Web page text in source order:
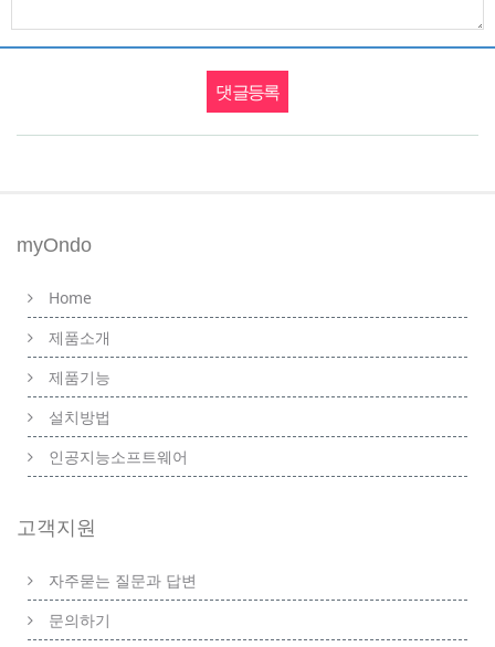
myOndo
Home
제품소개
제품기능
설치방법
인공지능소프트웨어
고객지원
자주묻는 질문과 답변
문의하기